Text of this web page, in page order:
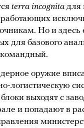
terra incognita для
работающих
Но и здесь
для базового
командный.
оружие
логистическую
выходят с
и попадают в